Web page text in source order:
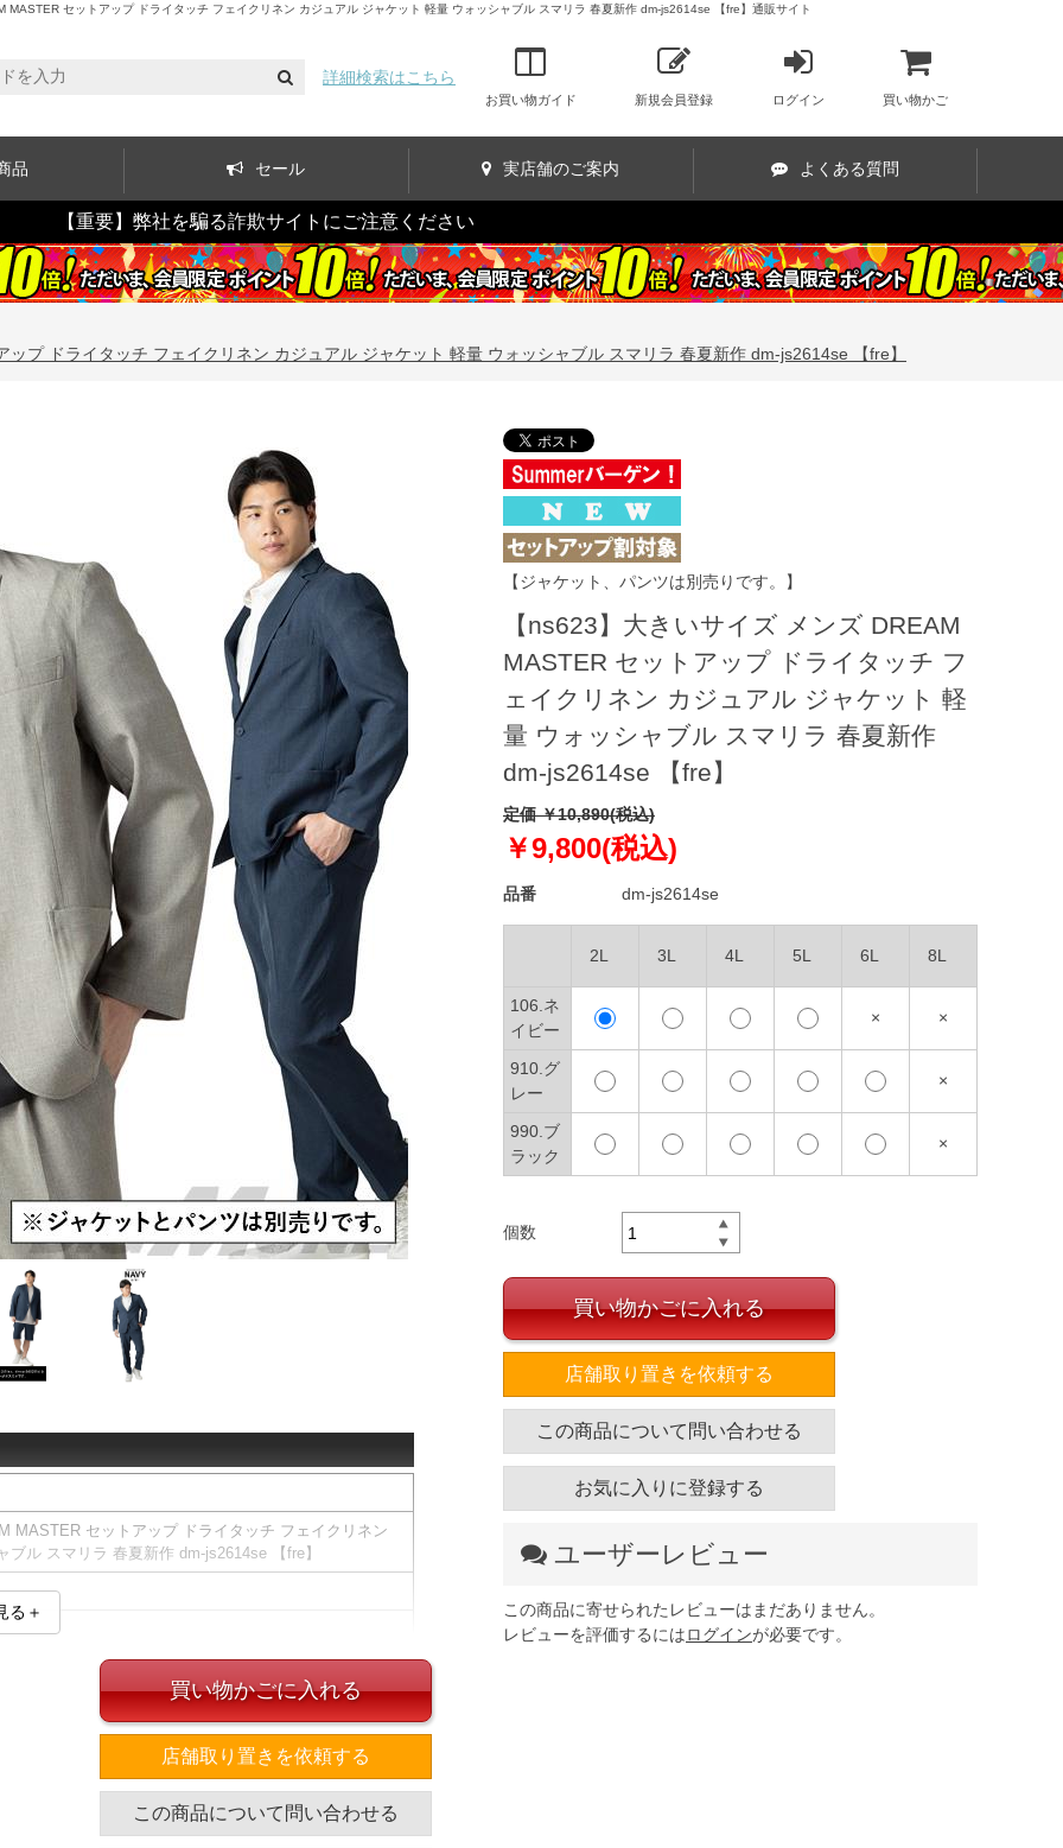
セットアップ ドライタッチ フェイクリネン カジュアル ジャケット 軽量 ウォッシャブル スマリラ 春夏新作 dm-js2614se 【fre】通販サイト
詳細検索はこちら
お買い物ガイド 新規会員登録 ログイン 買い物かご
品 セール 実店舗のご案内 よくある質問
【重要】弊社を騙る詐欺サイトにご注意ください
ップ ドライタッチ フェイクリネン カジュアル ジャケット 軽量 ウォッシャブル スマリラ 春夏新作 dm-js2614se 【fre】
MASTER セットアップ ドライタッチ フェイクリネン
ル スマリラ 春夏新作 dm-js2614se 【fre】
とセットでのコーディネートがオススメです。
胸囲 着丈
る＋
【ジャケット、パンツは別売りです。】
【ns623】大きいサイズ メンズ DREAM
MASTER セットアップ ドライタッチ フ
ェイクリネン カジュアル ジャケット 軽
量 ウォッシャブル スマリラ 春夏新作
dm-js2614se 【fre】
定価 ￥10,890(税込)
￥9,800(税込)
品番 dm-js2614se
2L 3L 4L 5L 6L 8L
106.ネ
イビー
× ×
910.グ
レー
×
990.ブ
ラック
×
個数
買い物かごに入れる
店舗取り置きを依頼する
この商品について問い合わせる
お気に入りに登録する
ユーザーレビュー
この商品に寄せられたレビューはまだありません。
レビューを評価するにはログインが必要です。
買い物かごに入れる
店舗取り置きを依頼する
この商品について問い合わせる